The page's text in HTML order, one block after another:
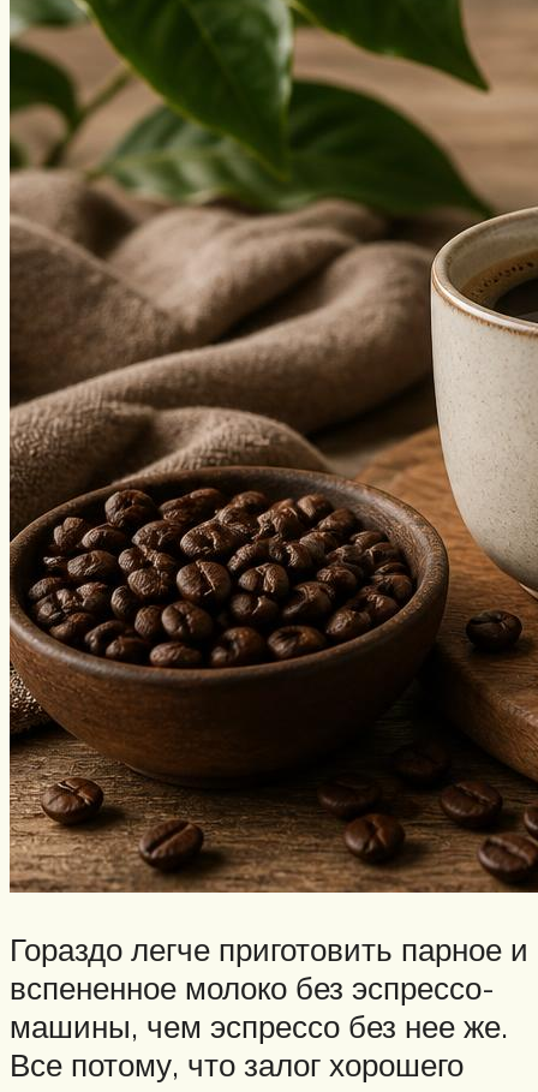
Гораздо легче приготовить парное и
вспененное молоко без эспрессо-
машины, чем эспрессо без нее же.
Все потому, что залог хорошего